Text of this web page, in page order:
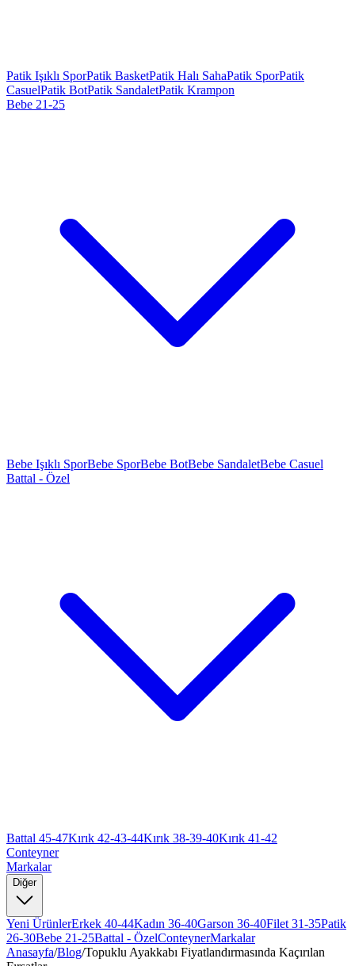
Patik Işıklı SporPatik BasketPatik Halı SahaPatik SporPatik
CasuelPatik BotPatik SandaletPatik Krampon
Bebe 21-25
Bebe Işıklı SporBebe SporBebe BotBebe SandaletBebe Casuel
Battal - Özel
Battal 45-47Kırık 42-43-44Kırık 38-39-40Kırık 41-42
Conteyner
Markalar
Diğer
Yeni ÜrünlerErkek 40-44Kadın 36-40Garson 36-40Filet 31-35Patik
26-30Bebe 21-25Battal - ÖzelConteynerMarkalar
Anasayfa/Blog/Topuklu Ayakkabı Fiyatlandırmasında Kaçırılan